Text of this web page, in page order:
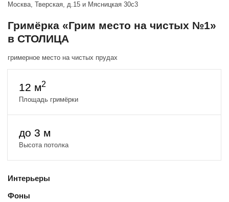
Москва, Тверская, д.15 и Мясницкая 30с3
Гримёрка «Грим место на чистых №1»
в СТОЛИЦА
гримерное место на чистых прудах
12 м2
Площадь гримёрки
до 3 м
Высота потолка
Интерьеры
Фоны